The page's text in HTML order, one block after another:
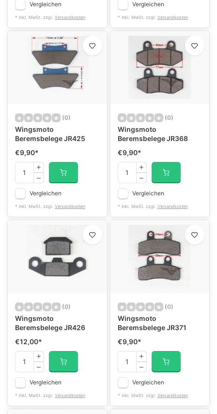
Vergleichen
* Inkl. MwSt. zzgl. Versandkosten
Vergleichen
* Inkl. MwSt. zzgl. Versandkosten
(0)
Wingsmoto
Beremsbelege JR425
€9,90*
Vergleichen
* Inkl. MwSt. zzgl. Versandkosten
(0)
Wingsmoto
Beremsbelege JR368
€9,90*
Vergleichen
* Inkl. MwSt. zzgl. Versandkosten
(0)
Wingsmoto
Beremsbelege JR426
€12,00*
Vergleichen
* Inkl. MwSt. zzgl. Versandkosten
(0)
Wingsmoto
Beremsbelege JR371
€9,90*
Vergleichen
* Inkl. MwSt. zzgl. Versandkosten